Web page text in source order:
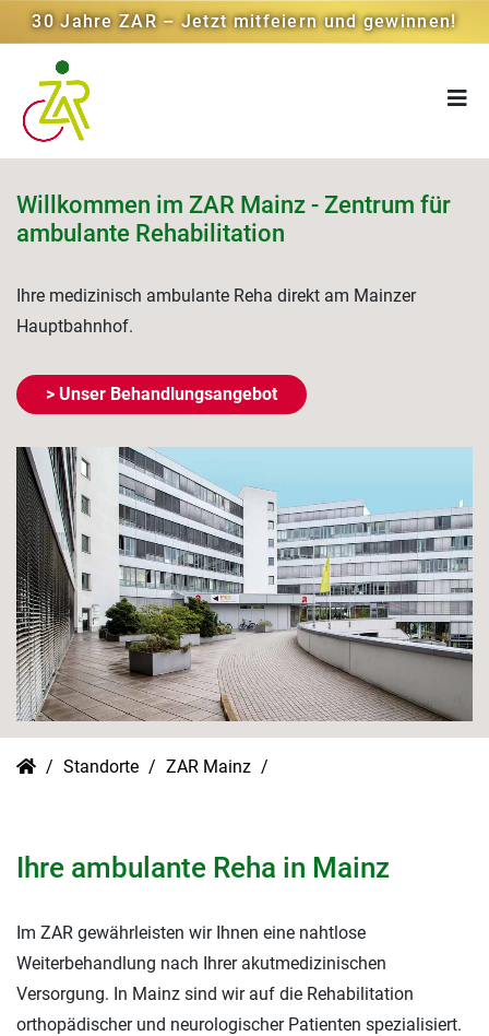
30 Jahre ZAR – Jetzt mitfeiern und gewinnen!
Willkommen im ZAR Mainz - Zentrum für
ambulante Rehabilitation
Ihre medizinisch ambulante Reha direkt am Mainzer
Hauptbahnhof.
> Unser Behandlungsangebot
Standorte ZAR Mainz
Ihre ambulante Reha in Mainz
Im ZAR gewährleisten wir Ihnen eine nahtlose
Weiterbehandlung nach Ihrer akutmedizinischen
Versorgung. In Mainz sind wir auf die Rehabilitation
orthopädischer und neurologischer Patienten spezialisiert.